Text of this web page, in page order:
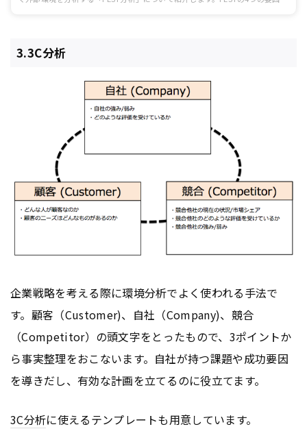
3.3C分析
企業戦略を考える際に環境分析でよく使われる手法で
す。顧客（Customer)、自社（Company)、競合
（Competitor）の頭文字をとったもので、3ポイントか
ら事実整理をおこないます。自社が持つ課題や成功要因
を導きだし、有効な計画を立てるのに役立てます。
3C分析に使えるテンプレートも用意しています。